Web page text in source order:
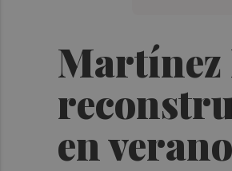
Martínez
en